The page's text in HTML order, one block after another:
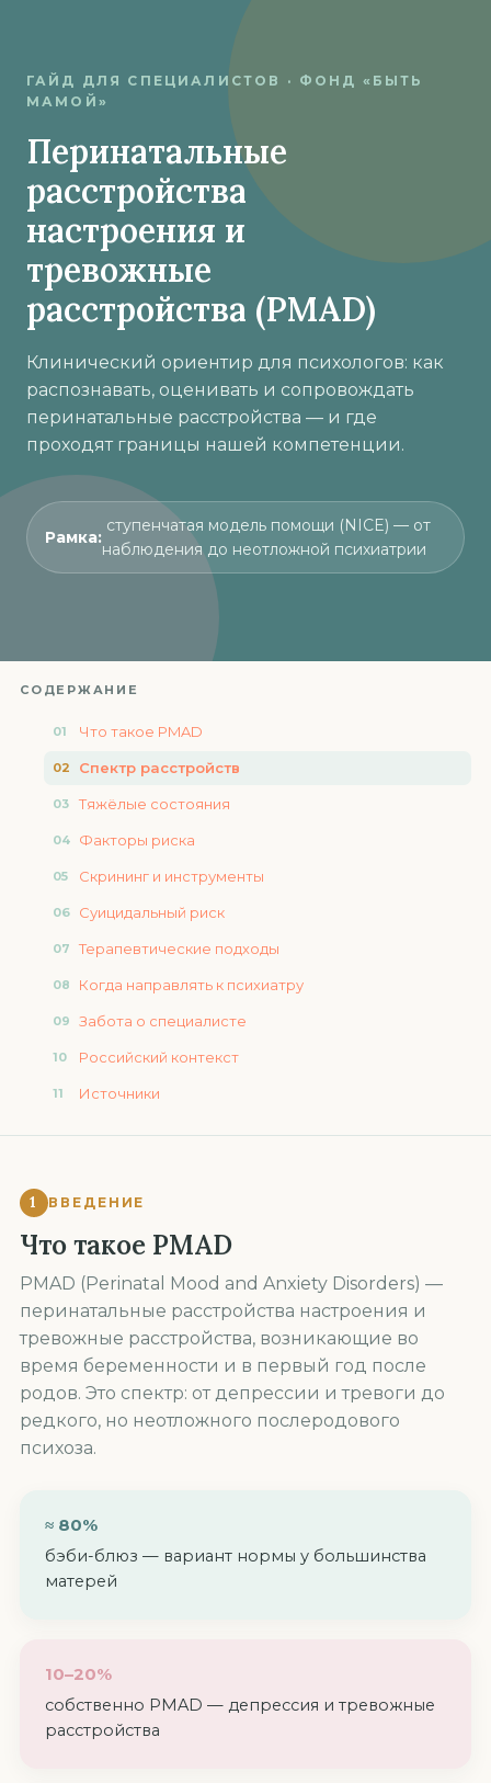
ГАЙД ДЛЯ СПЕЦИАЛИСТОВ · ФОНД «БЫТЬ
МАМОЙ»
Перинатальные
расстройства
настроения и
тревожные
расстройства (PMAD)
Клинический ориентир для психологов: как
распознавать, оценивать и сопровождать
перинатальные расстройства — и где
проходят границы нашей компетенции.
Рамка:
ступенчатая модель помощи (NICE) — от
наблюдения до неотложной психиатрии
СОДЕРЖАНИЕ
Что такое PMAD
Спектр расстройств
Тяжёлые состояния
Факторы риска
Скрининг и инструменты
Суицидальный риск
Терапевтические подходы
Когда направлять к психиатру
Забота о специалисте
Российский контекст
Источники
1 ВВЕДЕНИЕ
Что такое PMAD
PMAD (Perinatal Mood and Anxiety Disorders) —
перинатальные расстройства настроения и
тревожные расстройства, возникающие во
время беременности и в первый год после
родов. Это спектр: от депрессии и тревоги до
редкого, но неотложного послеродового
психоза.
≈ 80%
бэби-блюз — вариант нормы у большинства
матерей
10–20%
собственно PMAD — депрессия и тревожные
расстройства